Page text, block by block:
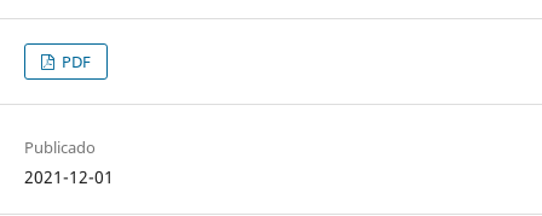
PDF
Publicado
2021-12-01